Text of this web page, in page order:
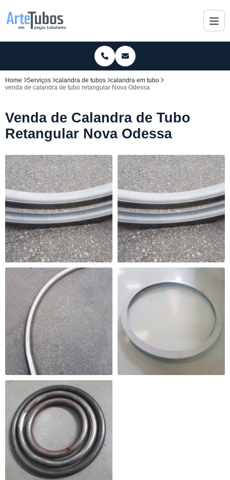
Home Serviços calandra de tubos
calandra em tubo
venda de calandra de tubo retangular Nova Odessa
Venda de Calandra de Tubo
Retangular Nova Odessa